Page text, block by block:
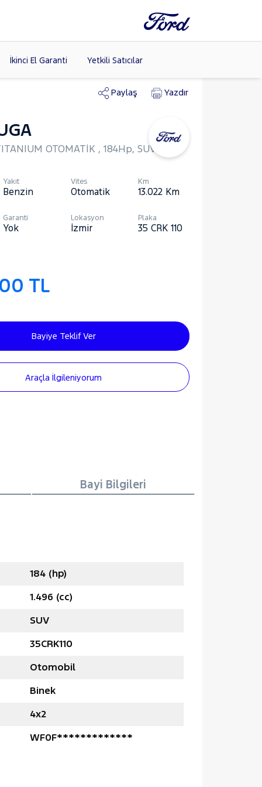
İkinci El Garanti Yetkili Satıcılar
Paylaş Yazdır
OTOMATİK , 184Hp, SUV
Yakıt
Benzin
Vites
Otomatik
Km
13.022 Km
Garanti
Yok
Lokasyon
İzmir
Plaka
35 CRK 110
TL
Bayiye Teklif Ver
Araçla İlgileniyorum
Bayi Bilgileri
184 (hp)
1.496 (cc)
SUV
35CRK110
Otomobil
Binek
4x2
WF0F*************